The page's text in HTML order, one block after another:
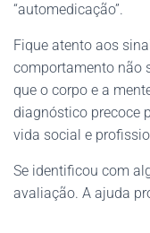
“automedicação”.
Fique atento aos
comportamento não
que o corpo e a
diagnóstico precoce
vida social e
Se identificou com
avaliação. A ajuda